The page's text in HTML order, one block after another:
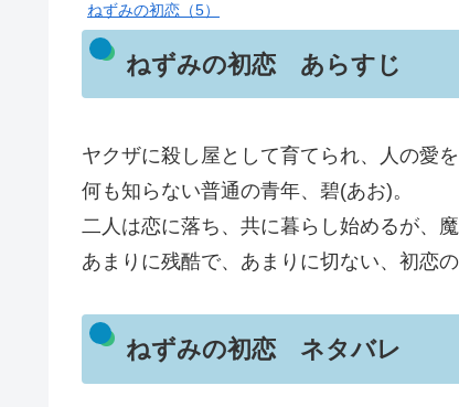
ねずみの初恋（5）
ねずみの初恋 あらすじ
ヤクザに殺し屋として育てられ、人の愛
何も知らない普通の青年、碧(あお)。
二人は恋に落ち、共に暮らし始めるが、
あまりに残酷で、あまりに切ない、初恋の
ねずみの初恋 ネタバレ